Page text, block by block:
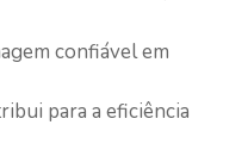
confiável em
para a eficiência